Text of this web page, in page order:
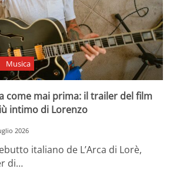
Musica
come mai prima: il trailer del film
intimo di Lorenzo
2026
italiano de L’Arca di Lorè,
di…